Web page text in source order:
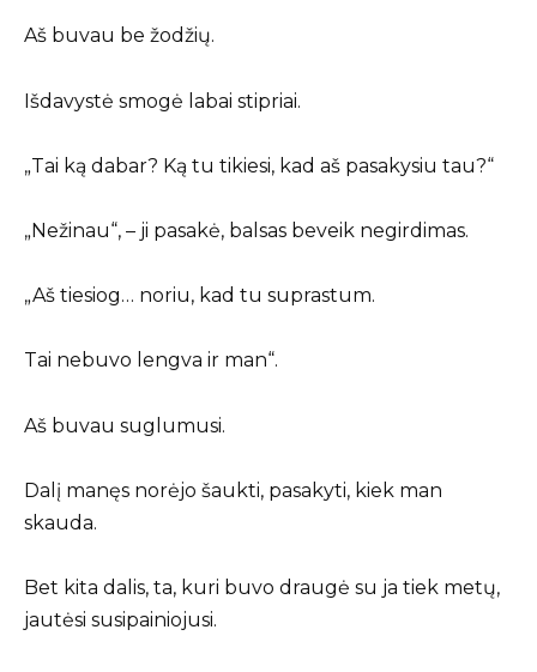
Aš buvau be žodžių.
Išdavystė smogė labai stipriai.
„Tai ką dabar? Ką tu tikiesi, kad aš pasakysiu tau?“
„Nežinau“, – ji pasakė, balsas beveik negirdimas.
„Aš tiesiog… noriu, kad tu suprastum.
Tai nebuvo lengva ir man“.
Aš buvau suglumusi.
Dalį manęs norėjo šaukti, pasakyti, kiek man
skauda.
Bet kita dalis, ta, kuri buvo draugė su ja tiek metų,
jautėsi susipainiojusi.